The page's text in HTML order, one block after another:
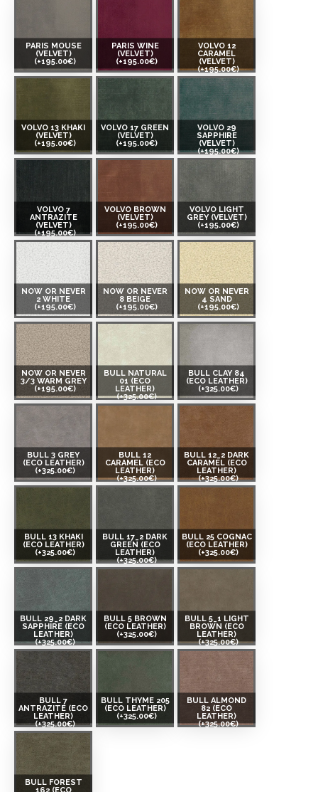
PARIS MOUSE
(VELVET)
(+195.00€)
PARIS WINE
(VELVET)
(+195.00€)
VOLVO 12
CARAMEL
(VELVET)
(+195.00€)
VOLVO 13 KHAKI
(VELVET)
(+195.00€)
VOLVO 17 GREEN
(VELVET)
(+195.00€)
VOLVO 29
SAPPHIRE
(VELVET)
(+195.00€)
VOLVO 7
ANTRAZITE
(VELVET)
(+195.00€)
VOLVO BROWN
(VELVET)
(+195.00€)
VOLVO LIGHT
GREY (VELVET)
(+195.00€)
NOW OR NEVER
2 WHITE
(+195.00€)
NOW OR NEVER
8 BEIGE
(+195.00€)
NOW OR NEVER
4 SAND
(+195.00€)
NOW OR NEVER
3/3 WARM GREY
(+195.00€)
BULL NATURAL
01 (ECO
LEATHER)
(+325.00€)
BULL CLAY 84
(ECO LEATHER)
(+325.00€)
BULL 3 GREY
(ECO LEATHER)
(+325.00€)
BULL 12
CARAMEL (ECO
LEATHER)
(+325.00€)
BULL 12_2 DARK
CARAMEL (ECO
LEATHER)
(+325.00€)
BULL 13 KHAKI
(ECO LEATHER)
(+325.00€)
BULL 17_2 DARK
GREEN (ECO
LEATHER)
(+325.00€)
BULL 25 COGNAC
(ECO LEATHER)
(+325.00€)
BULL 29_2 DARK
SAPPHIRE (ECO
LEATHER)
(+325.00€)
BULL 5 BROWN
(ECO LEATHER)
(+325.00€)
BULL 5_1 LIGHT
BROWN (ECO
LEATHER)
(+325.00€)
BULL 7
ANTRAZITE (ECO
LEATHER)
(+325.00€)
BULL THYME 205
(ECO LEATHER)
(+325.00€)
BULL ALMOND
82 (ECO
LEATHER)
(+325.00€)
BULL FOREST